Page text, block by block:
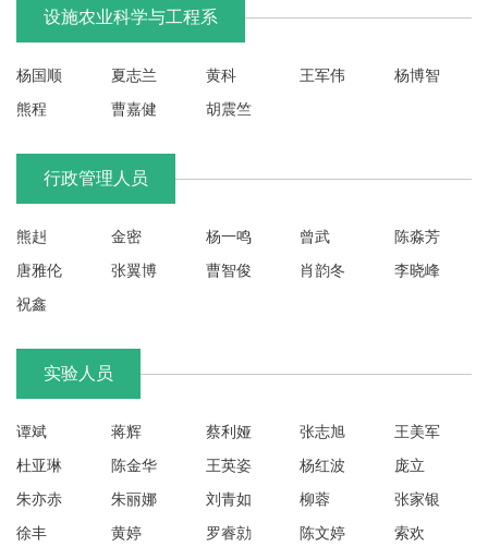
联
系
们
践
学
中
设施农业科学与工程系
杨国顺 夏志兰 黄科 王军伟
杨博智
熊程
曹嘉健 胡震竺
行政管理人员
熊赳 金密 杨一鸣 曾武
陈淼芳
唐雅伦
张翼博 曹智俊 肖韵冬
李晓峰
祝鑫
实验人员
谭斌 蒋辉 蔡利娅 张志旭
王美军
杜亚琳
陈金华 王英姿 杨红波
庞立
朱亦赤
朱丽娜 刘青如 柳蓉
张家银
徐丰
黄婷 罗睿勍 陈文婷
索欢